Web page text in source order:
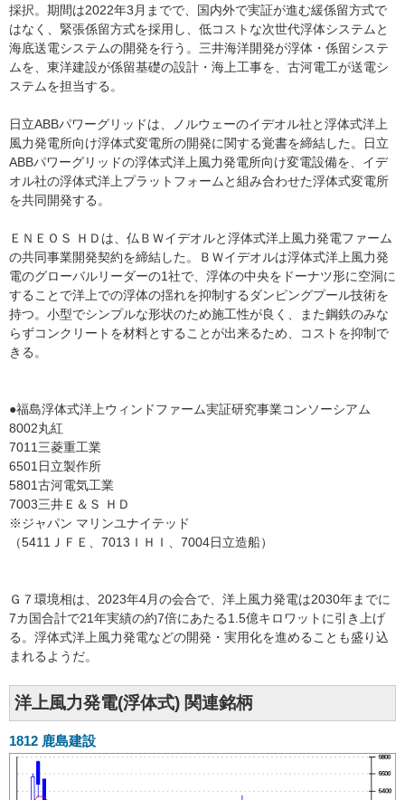
採択。期間は2022年3月までで、国内外で実証が進む緩係留方式で
はなく、緊張係留方式を採用し、低コストな次世代浮体システムと
海底送電システムの開発を行う。三井海洋開発が浮体・係留システ
ムを、東洋建設が係留基礎の設計・海上工事を、古河電工が送電シ
ステムを担当する。
日立ABBパワーグリッドは、ノルウェーのイデオル社と浮体式洋上
風力発電所向け浮体式変電所の開発に関する覚書を締結した。日立
ABBパワーグリッドの浮体式洋上風力発電所向け変電設備を、イデ
オル社の浮体式洋上プラットフォームと組み合わせた浮体式変電所
を共同開発する。
ＥＮＥＯＳ ＨＤは、仏ＢＷイデオルと浮体式洋上風力発電ファーム
の共同事業開発契約を締結した。ＢＷイデオルは浮体式洋上風力発
電のグローバルリーダーの1社で、浮体の中央をドーナツ形に空洞に
することで洋上での浮体の揺れを抑制するダンピングプール技術を
持つ。小型でシンプルな形状のため施工性が良く、また鋼鉄のみな
らずコンクリートを材料とすることが出来るため、コストを抑制で
きる。
●福島浮体式洋上ウィンドファーム実証研究事業コンソーシアム
8002丸紅
7011三菱重工業
6501日立製作所
5801古河電気工業
7003三井Ｅ＆Ｓ ＨＤ
※ジャパン マリンユナイテッド
（5411ＪＦＥ、7013ＩＨＩ、7004日立造船）
Ｇ７環境相は、2023年4月の会合で、洋上風力発電は2030年までに
7カ国合計で21年実績の約7倍にあたる1.5億キロワットに引き上げ
る。浮体式洋上風力発電などの開発・実用化を進めることも盛り込
まれるようだ。
洋上風力発電(浮体式) 関連銘柄
1812 鹿島建設